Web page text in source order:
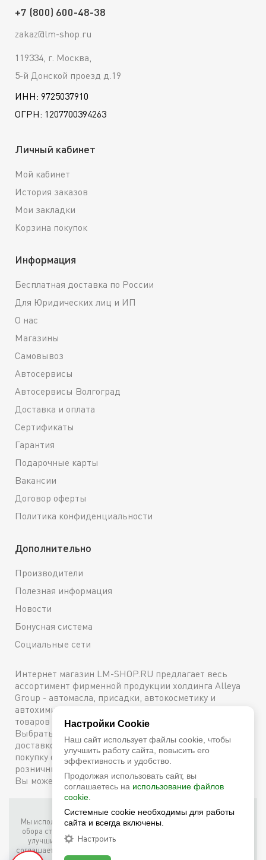
+7 (800) 600-48-38
zakaz@lm-shop.ru
119334, г. Москва,
5-й Донской проезд д.19
ИНН: 9725037910
ОГРН: 1207700394263
Личный кабинет
Мой кабинет
История заказов
Мои закладки
Корзина покупок
Информация
Бесплатная доставка по России
Для Юридических лиц и ИП
О нас
Магазины
Самовывоз
Автосервисы
Автосервисы Волгоград
Доставка и оплата
Сертификаты
Гарантия
Подарочные карты
Вакансии
Договор оферты
Политика конфиденциальности
Дополнительно
Производители
Полезная информация
Новости
Бонусная система
Социальные сети
Интернет магазин LM-SHOP.RU предлагает весь
ассортимент фирменной продукции холдинга Alleya
Group - автомасла, присадки, автокосметику и
автохимию. Каталог содержит подробное описание
товаров с техническими характеристиками и ценами.
Выбрать и купить оригинальную продукцию с
доставкой по Москве можно сейчас же, оформив
покупку онлайн, либо посетив один из наших
розничных магазинов. Более подробную информацию
Вы можете получить по телефону+7 (800) 600-48-38
Фирменный интернет-магазин LM Shop © 2026
Мы используем собственные куки (соокіе) и куки третьих лиц для
обора статистики, маркетинговых целей, а также для того, чтобы
улучшить работу сайта. Продолжая просмотр этого сайта, вы
соглашаетесь с таким использованием файлов куки в соответствии
Настройки Cookie
Наш сайт использует файлы cookie, чтобы
улучшить работу сайта, повысить его
эффективность и удобство.
Продолжая использовать сайт, вы
соглашаетесь на использование файлов
cookie.
Системные cookie необходимы для работы
сайта и всегда включены.
Настроить